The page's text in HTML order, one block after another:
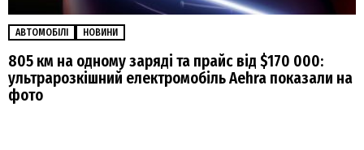
АВТОМОБІЛІ НОВИНИ
805 км на одному заряді та прайс від $170 000:
ультрарозкішний електромобіль Aehra показали на
фото